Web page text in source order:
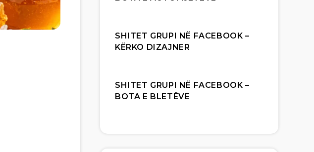
SHITET GRUPI NË FACEBOOK –
KËRKO DIZAJNER
SHITET GRUPI NË FACEBOOK –
BOTA E BLETËVE